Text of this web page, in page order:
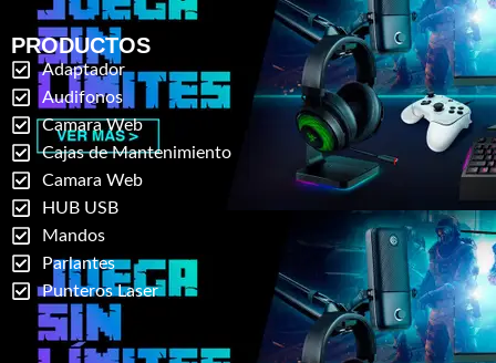
PRODUCTOS
Adaptador
Audifonos
Camara Web
Cajas de Mantenimiento
Camara Web
HUB USB
Mandos
Parlantes
Punteros Laser